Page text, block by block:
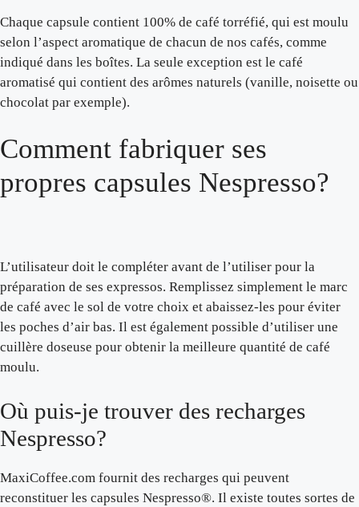
Chaque capsule contient 100% de café torréfié, qui est moulu
selon l’aspect aromatique de chacun de nos cafés, comme
indiqué dans les boîtes. La seule exception est le café
aromatisé qui contient des arômes naturels (vanille, noisette ou
chocolat par exemple).
Comment fabriquer ses
propres capsules Nespresso?
L’utilisateur doit le compléter avant de l’utiliser pour la
préparation de ses expressos. Remplissez simplement le marc
de café avec le sol de votre choix et abaissez-les pour éviter
les poches d’air bas. Il est également possible d’utiliser une
cuillère doseuse pour obtenir la meilleure quantité de café
moulu.
Où puis-je trouver des recharges
Nespresso?
MaxiCoffee.com fournit des recharges qui peuvent
reconstituer les capsules Nespresso®. Il existe toutes sortes de